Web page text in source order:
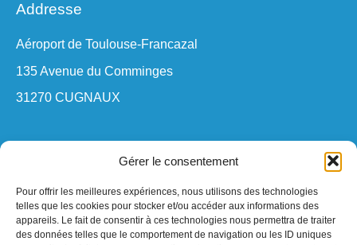
Gérer le consentement
Pour offrir les meilleures expériences, nous utilisons des technologies
telles que les cookies pour stocker et/ou accéder aux informations des
appareils. Le fait de consentir à ces technologies nous permettra de traiter
des données telles que le comportement de navigation ou les ID uniques
Addresse
Aéroport de Toulouse-Francazal
135 Avenue du Comminges
31270 CUGNAUX
Accueil
Laboratoire